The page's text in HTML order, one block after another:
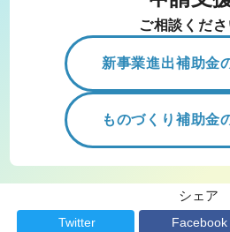
ご相談くださ
新事業進出補助金
ものづくり補助金
シェア
Twitter Facebook